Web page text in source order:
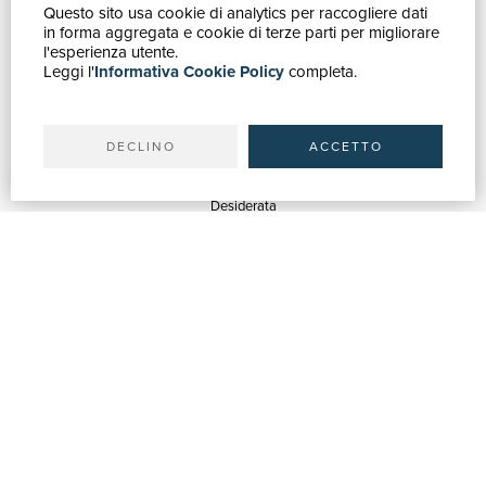
Questo sito usa cookie di analytics per raccogliere dati
in forma aggregata e cookie di terze parti per migliorare
l'esperienza utente.
Leggi l'Informativa Cookie Policycompleta.
DECLINO ACCETTO
GUIDA ACQUISTI
Catalogo
Ricerca avanzata
Spedizioni
Desiderata